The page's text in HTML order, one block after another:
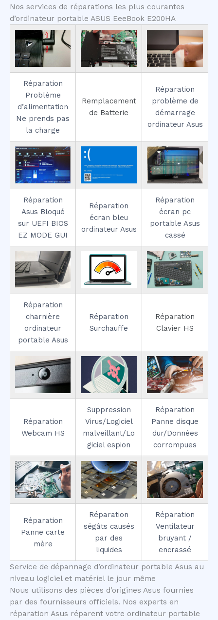
Nos services de réparations les plus courantes
d’ordinateur portable ASUS EeeBook E200HA
Réparation
Problème
d’alimentation
Ne prends pas
la charge
Remplacement
de Batterie
Réparation
problème de
démarrage
ordinateur Asus
Réparation
Asus Bloqué
sur UEFI BIOS
EZ MODE GUI
Réparation
écran bleu
ordinateur Asus
Réparation
écran pc
portable Asus
cassé
Réparation
charnière
ordinateur
portable Asus
Réparation
Surchauffe
Réparation
Clavier HS
Réparation
Webcam HS
Suppression
Virus/Logiciel
malveillant/Lo
giciel espion
Réparation
Panne disque
dur/Données
corrompues
Réparation
Panne carte
mère
Réparation
ségâts causés
par des
liquides
Réparation
Ventilateur
bruyant /
encrassé
Service de dépannage d’ordinateur portable Asus au
niveau logiciel et matériel le jour même
Nous utilisons des pièces d’origines Asus fournies
par des fournisseurs officiels. Nos experts en
réparation Asus réparent votre ordinateur portable